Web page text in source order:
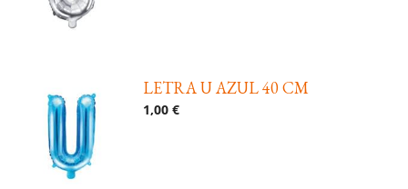
LETRA U AZUL 40 CM
1,00 €